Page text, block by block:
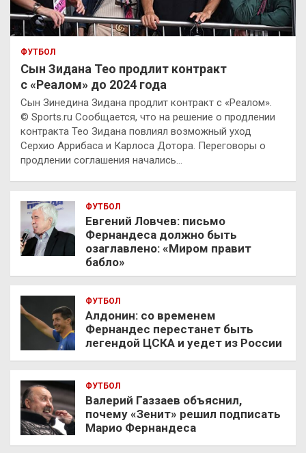
ФУТБОЛ
Сын Зидана Тео продлит контракт
с «Реалом» до 2024 года
Сын Зинедина Зидана продлит контракт с «Реалом».
© Sports.ru Сообщается, что на решение о продлении
контракта Тео Зидана повлиял возможный уход
Серхио Аррибаса и Карлоса Дотора. Переговоры о
продлении соглашения начались…
ФУТБОЛ
Евгений Ловчев: письмо
Фернандеса должно быть
озаглавлено: «Миром правит
бабло»
ФУТБОЛ
Алдонин: со временем
Фернандес перестанет быть
легендой ЦСКА и уедет из России
ФУТБОЛ
Валерий Газзаев объяснил,
почему «Зенит» решил подписать
Марио Фернандеса